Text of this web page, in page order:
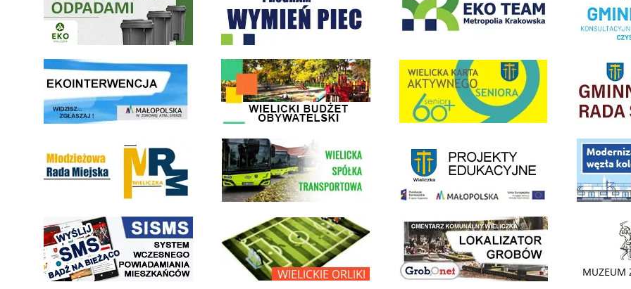
link do strony ekointerwencja dot.- powietrza link do strony - Wielicki Budżet Obywatelski link do strony Wielicka Karta Aktywnego Seniora link do strony
link do strony Wielickiej Spółki Transportowej link do strony - projekty edukacyjne dofinansowane z Europejskiego
link do opisu
link do strony systemu wczesnego ostrzegania mieszkańców SISMSlink do opisu projektu Wielickie Orliki link do lokalizatora grobów na wielickim cmentarzu - grobnetlink do strony -